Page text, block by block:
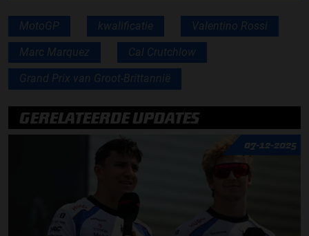
MotoGP kwalificatie Valentino Rossi
Marc Marquez Cal Crutchlow
Grand Prix van Groot-Brittannië
GERELATEERDE UPDATES
07-12-2025